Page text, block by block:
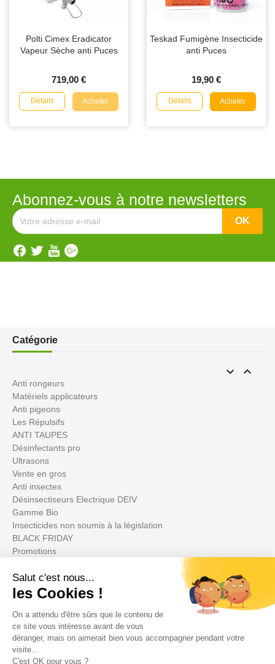
Polti Cimex Eradicator
Vapeur Sèche anti Puces
719,00 €
Détails Acheter
Teskad Fumigène Insecticide
anti Puces
19,90 €
Détails Acheter
Abonnez-vous à notre newsletters
Catégorie
 
Anti rongeurs
Matériels applicateurs
Anti pigeons
Les Répulsifs
ANTI TAUPES
Désinfectants pro
Ultrasons
Vente en gros
Anti insectes
Désinsectiseurs Electrique DEIV
Gamme Bio
Insecticides non soumis à la législation
BLACK FRIDAY
Promotions
Votre compte
Informations